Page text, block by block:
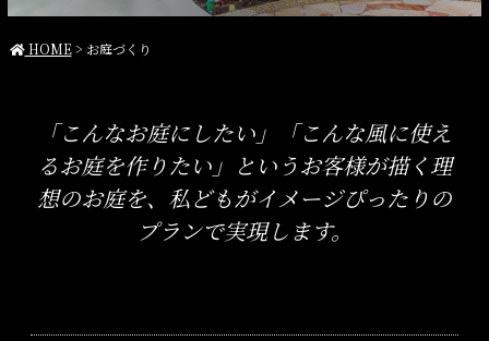
HOME お庭づくり
「こんなお庭にしたい」「こんな風に使え
るお庭を作りたい」 というお客様が描く理
想のお庭を、 私どもがイメージぴったりの
プランで実現します。